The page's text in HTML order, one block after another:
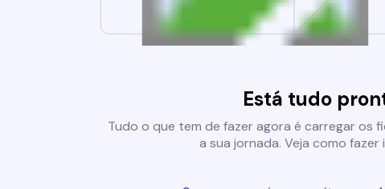
Está tudo
Tudo o que tem de fazer agora é carregar os
a sua jornada. Veja como fazer